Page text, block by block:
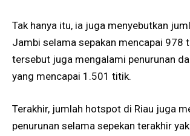
Tak hanya itu, ia juga menyebutkan
Jambi selama sepakan mencapai 978
tersebut juga mengalami penurunan
yang mencapai 1.501 titik.
Terakhir, jumlah hotspot di Riau juga
penurunan selama sepekan terakhir